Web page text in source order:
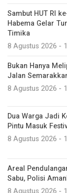
Sambut HUT RI
Habema Gelar
Timika
8 Agustus 2026 -
Bukan Hanya
Jalan
8 Agustus 2026 -
Dua Warga Jadi
Pintu Masuk
8 Agustus 2026 -
Areal
Sabu, Polisi